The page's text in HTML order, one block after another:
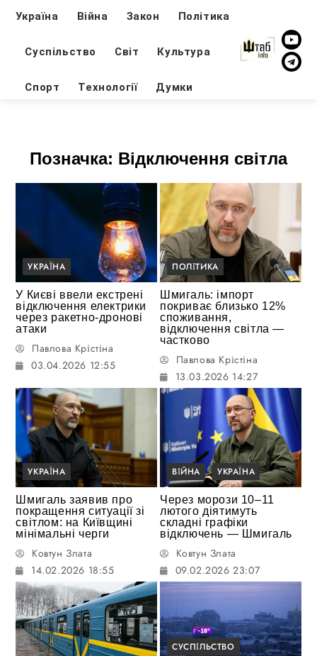
Україна Війна Закон Політика
Суспільство Світ Культура
Спорт Технології Думки
Позначка: Відключення світла
УКРАЇНА
У Києві ввели екстрені
відключення електрики
через ракетно-дронові
атаки
Павлова Крістіна
03.04.2026 12:55
ПОЛІТИКА
Шмигаль: імпорт
покриває близько 12%
споживання,
відключення світла —
частково
Павлова Крістіна
13.03.2026 14:27
УКРАЇНА
Шмигаль заявив про
покращення ситуації зі
світлом: на Київщині
мінімальні черги
Ковтун Злата
14.02.2026 18:55
ВІЙНА УКРАЇНА
Через морози 10–11
лютого діятимуть
складні графіки
відключень — Шмигаль
Ковтун Злата
09.02.2026 23:07
СУСПІЛЬСТВО